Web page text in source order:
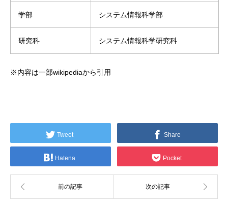
学部 システム情報科学部
研究科 システム情報科学研究科
※内容は一部wikipediaから引用
Tweet Share
Hatena Pocket